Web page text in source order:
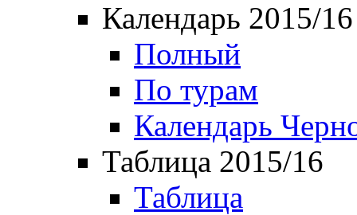
Календарь 2015/16
Полный
По турам
Календарь
Таблица 2015/16
Таблица